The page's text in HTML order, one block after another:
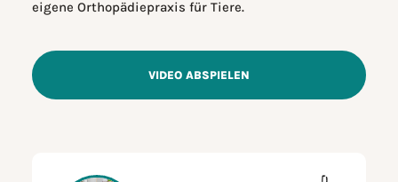
eigene Orthopädiepraxis für Tiere.
VIDEO ABSPIELEN